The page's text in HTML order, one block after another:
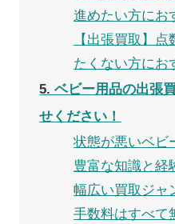
進めたい方にお
【出張買取】
たくない方にお
5 ベビー用品の出張
せください！
状態が悪いベビ
豊富な知識と経
幅広い買取ジャ
手数料はすべて